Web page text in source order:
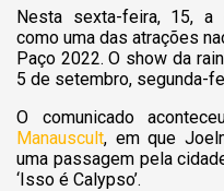
Nesta sexta-feira, 15, a
como uma das atrações
Paço 2022. O show da
5 de setembro, segunda-
O comunicado
Manauscult, em que
uma passagem pela
‘Isso é Calypso’.